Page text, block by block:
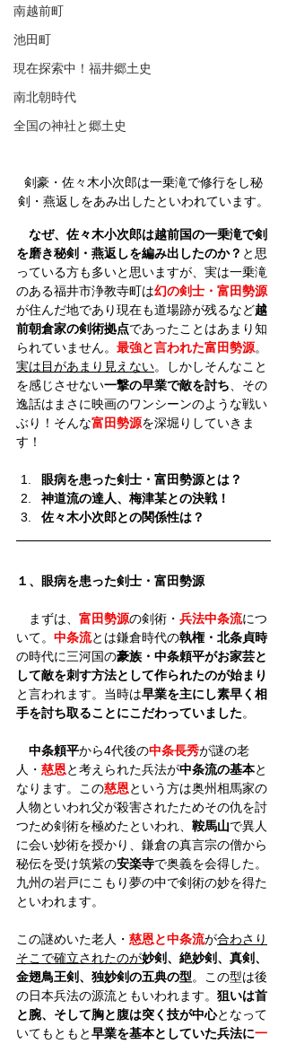
南越前町
池田町
現在探索中！福井郷土史
南北朝時代
全国の神社と郷土史
剣豪・佐々木小次郎は一乗滝で修行をし秘
剣・燕返しをあみ出したといわれています。
なぜ、佐々木小次郎は越前国の一乗滝で剣
を磨き秘剣・燕返しを編み出したのか？ と思
っている方も多いと思いますが、実は一乗滝
のある福井市浄教寺町は幻の剣士・富田勢源
が住んだ地であり現在も道場跡が残るなど越
前朝倉家の剣術拠点であったことはあまり知
られていません。 最強と言われた富田勢源。
実は目があまり見えない。しかしそんなこと
を感じさせない一撃の早業で敵を討ち 、その
逸話はまさに映画のワンシーンのような戦い
ぶり！そんな富田勢源を深堀りしていきま
す！
眼病を患った剣士・富田勢源とは？
神道流の達人、梅津某との決戦！
佐々木小次郎との関係性は？
１、眼病を患った剣士・富田勢源
まずは、 富田勢源の剣術・ 兵法中条流につ
いて。 中条流とは鎌倉時代の執権・北条貞時
の時代に三河国の豪族・中条頼平がお家芸と
して敵を刺す方法として作られたのが始まり
と言われます。当時は早業を主にし素早く相
手を討ち取ることにこだわっていました。
中条頼平から4代後の中条長秀が謎の老
人・ 慈恩と考えられた兵法が中条流の基本と
なります。この慈恩という方は奥州相馬家の
人物といわれ父が殺害されたためその仇を討
つため剣術を極めたといわれ、 鞍馬山で異人
に会い妙術を授かり、鎌倉の真言宗の僧から
秘伝を受け筑紫の安楽寺で奥義を会得した。
九州の岩戸にこもり夢の中で剣術の妙を得た
といわれます。
この謎めいた老人・ 慈恩と中条流が合わさり
そこで確立されたのが妙剣、絶妙剣、真剣、
金翅鳥王剣、独妙剣の五典の型。この型は後
の日本兵法の源流ともいわれます。 狙いは首
と腕、そして胸と腹は突く技が中心となって
いてもともと早業を基本としていた兵法に一